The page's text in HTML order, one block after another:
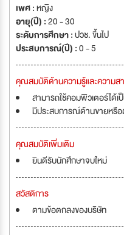
เพศ :หญิง
อายุ(ปี) :20 - 30
ระดับการศึกษา :ปวช. ขึ้นไป
ประสบการณ์(ปี) :0 - 5
คุณสมบัติด้านความรู้และความส
สามารถใช้คอมพิวเตอร์ได้เ
มีประสบการณ์ด้านขายหรื
คุณสมบัติเพิ่มเติม
ยินดีรับนักศึกษาจบใหม่
สวัสดิการ
ตามข้อตกลงของบริษัท